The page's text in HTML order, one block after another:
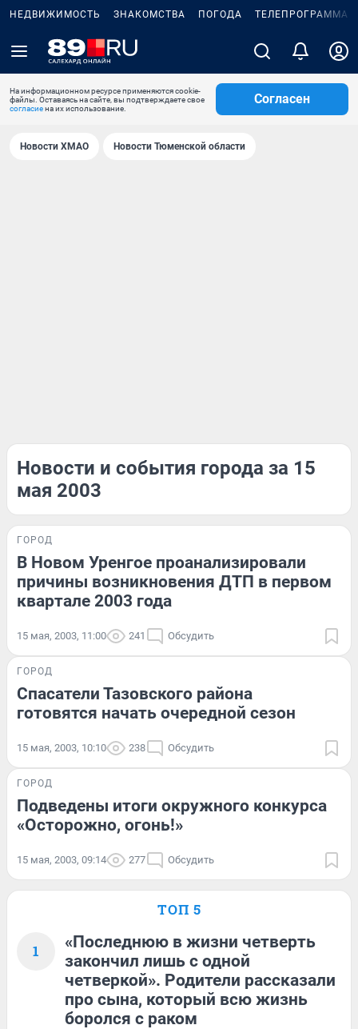
НЕДВИЖИМОСТЬ ЗНАКОМСТВА ПОГОДА ТЕЛЕПРОГРАММА
На информационном ресурсе применяются cookie-
файлы. Оставаясь на сайте, вы подтверждаете свое
согласиена их использование.
Согласен
Новости ХМАО Новости Тюменской области
Новости и события города за 15
мая 2003
ГОРОД
В Новом Уренгое проанализировали
причины возникновения ДТП в первом
квартале 2003 года
15 мая, 2003, 11:00 241 Обсудить
ГОРОД
Спасатели Тазовского района
готовятся начать очередной сезон
15 мая, 2003, 10:10 238 Обсудить
ГОРОД
Подведены итоги окружного конкурса
«Осторожно, огонь!»
15 мая, 2003, 09:14 277 Обсудить
ТОП 5
1
«Последнюю в жизни четверть
закончил лишь с одной
четверкой». Родители рассказали
про сына, который всю жизнь
боролся с раком